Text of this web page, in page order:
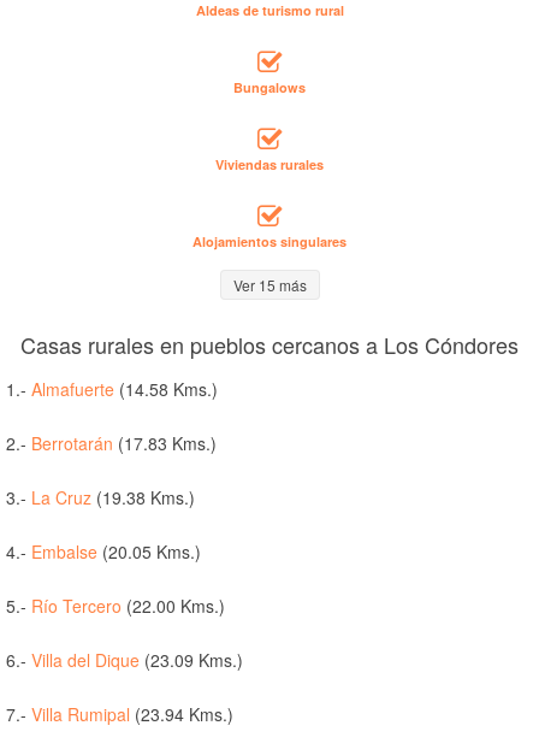
Aldeas de turismo rural
Bungalows
Viviendas rurales
Alojamientos singulares
Ver 15 más
Casas rurales en pueblos cercanos a Los Cóndores
1.- Almafuerte (14.58 Kms.)
2.- Berrotarán (17.83 Kms.)
3.- La Cruz (19.38 Kms.)
4.- Embalse (20.05 Kms.)
5.- Río Tercero (22.00 Kms.)
6.- Villa del Dique (23.09 Kms.)
7.- Villa Rumipal (23.94 Kms.)